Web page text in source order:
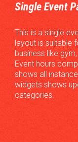
Single Event
This is a single
layout is suitable
business like
Event hours
shows all
widgets shows
categories.